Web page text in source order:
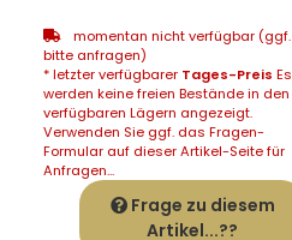
momentan nicht verfügbar (ggf.
bitte anfragen)
* letzter verfügbarer Tages-Preis Es
werden keine freien Bestände in den
verfügbaren Lägern angezeigt.
Verwenden Sie ggf. das Fragen-
Formular auf dieser Artikel-Seite für
Anfragen...
Frage zu diesem
Artikel...??